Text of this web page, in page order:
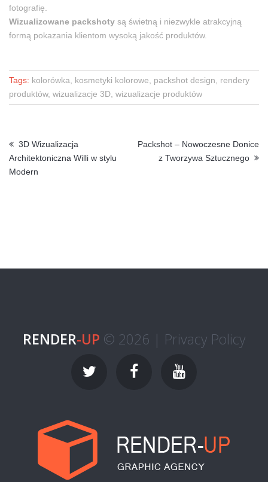
fotografię.
Wizualizowane packshoty są świetną i niezwykle atrakcyjną
formą pokazania klientom wysoką jakość produktów.
Tags: kolorówka, kosmetyki kolorowe, packshot design, rendery
produktów, wizualizacje 3D, wizualizacje produktów
3D Wizualizacja
Architektoniczna Willi w stylu
Modern
Packshot – Nowoczesne Donice
z Tworzywa Sztucznego
RENDER-UP © 2026 | Privacy Policy